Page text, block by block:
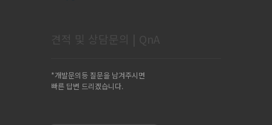
견적 및 상담문의 | QnA
*개발문의등 질문을 남겨주시면
빠른 답변 드리겠습니다.